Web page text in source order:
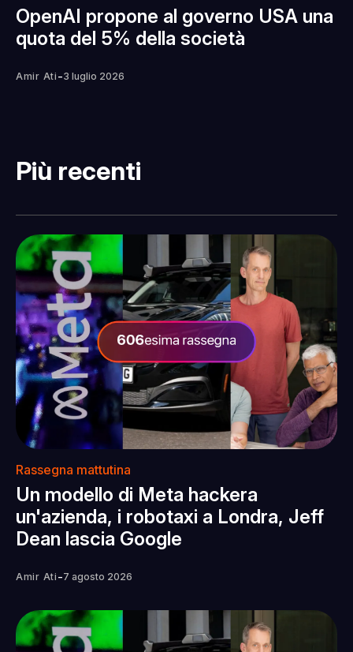
OpenAI propone al governo USA una
quota del 5% della società
Amir Ati -3 luglio 2026
Più recenti
Rassegna mattutina
Un modello di Meta hackera
un'azienda, i robotaxi a Londra, Jeff
Dean lascia Google
Amir Ati -7 agosto 2026